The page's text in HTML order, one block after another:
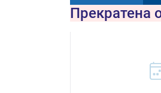
Прекратена